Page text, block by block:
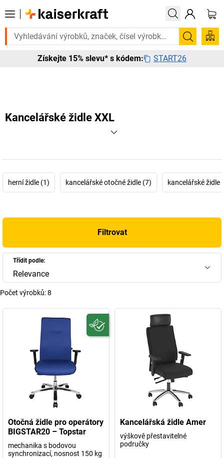
to urgentně? Vybrané bestsellery doručíme do 72 hodin.
Hledání
Získejte 15% slevu* s kódem: START26
Kancelářské židle XXL
herní židle (1) kancelářské otočné židle (7) kancelářské židle
Filtrovat
Třídit podle:
Relevance
Počet výrobků:8
Otočná židle pro operátory
BIGSTAR20 – Topstar
mechanika s bodovou
synchronizací, nosnost 150 kg
Kancelářská židle Amer
výškově přestavitelné
područky